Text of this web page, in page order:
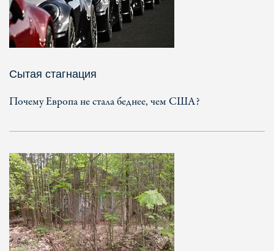
Сытая стагнация
Почему Европа не стала беднее, чем США?